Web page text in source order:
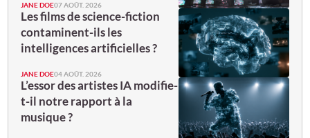
JANE DOE07 AOÛT. 2026
Les films de science-fiction
contaminent-ils les
intelligences artificielles ?
JANE DOE04 AOÛT. 2026
L’essor des artistes IA modifie-
t-il notre rapport à la
musique ?